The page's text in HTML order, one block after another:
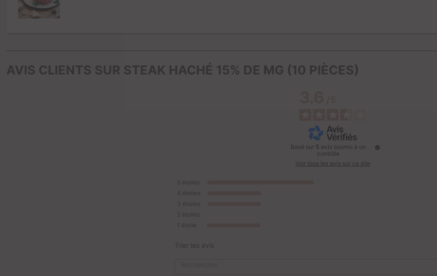
AVIS CLIENTS SUR STEAK HACHÉ 15% DE MG (10 PIÈCES)
Basé sur 5 avis soumis à un
contrôle
Voir tous les avis sur ce site
5 étoiles
4 étoiles
3 étoiles
2 étoiles
1 étoile
Trier les avis